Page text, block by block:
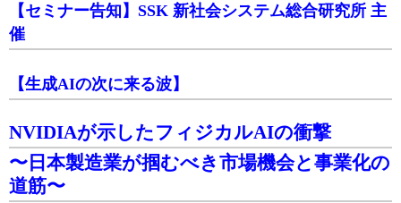
【セミナー告知】SSK 新社会システム総合研究所 主
催
【生成AIの次に来る波】
NVIDIAが示したフィジカルAIの衝撃
〜日本製造業が掴むべき市場機会と事業化の
道筋〜